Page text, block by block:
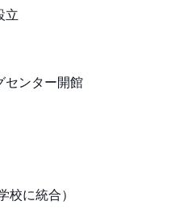
ル協会設立
館開館
市提携
ニングセンター開館
相内小学校に統合）